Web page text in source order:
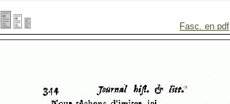
Fasc. en pdf